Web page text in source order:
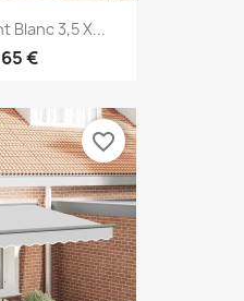
Blanc 3,5 X...
€
favorite_border